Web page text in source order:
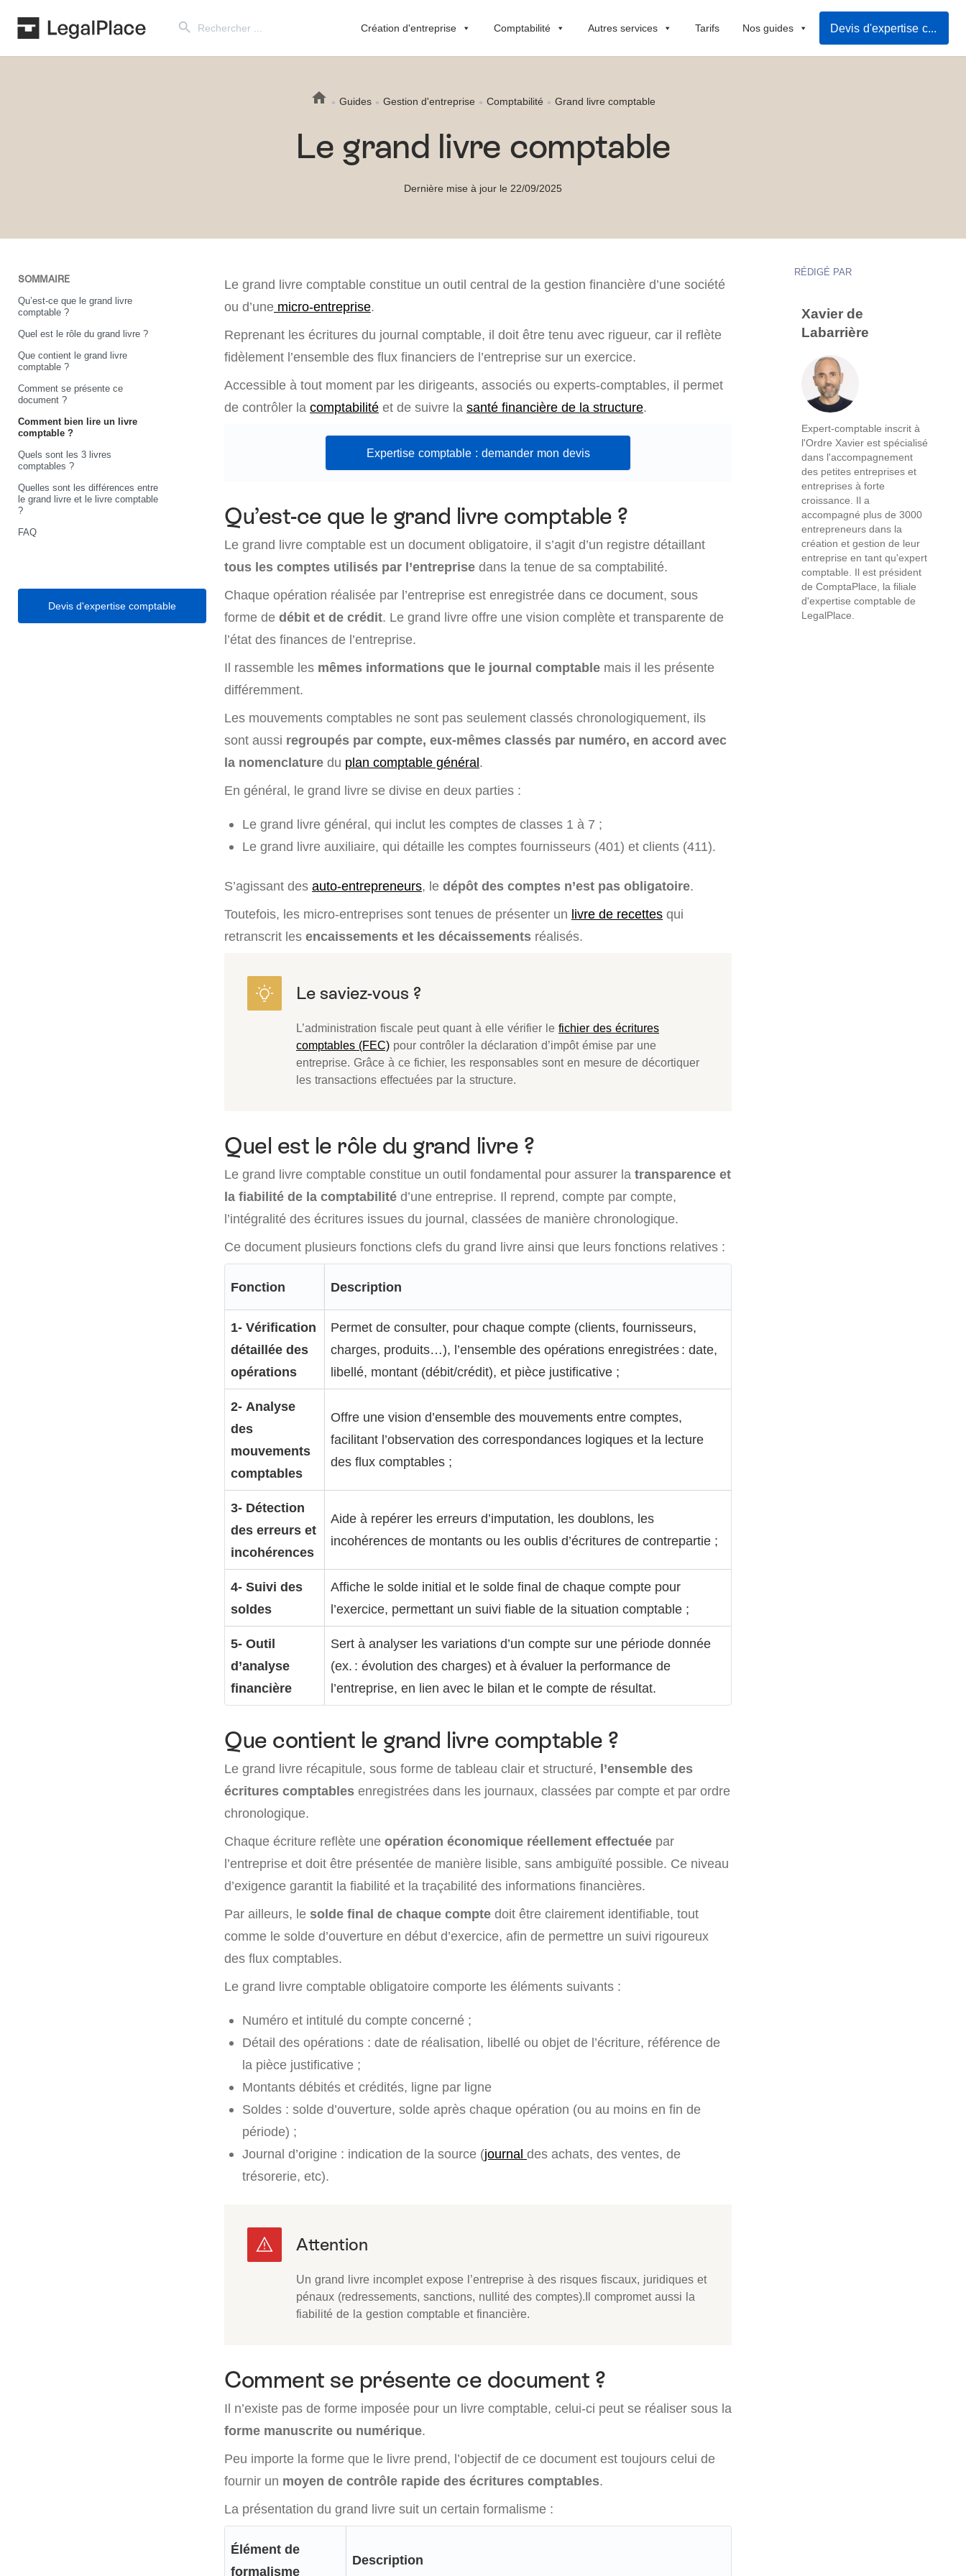
for:
Création d'entreprise Comptabilité Autres services Tarifs Nos guides Devis d'expertise comptable
Guides Gestion d'entreprise Comptabilité Grand livre comptable
Le grand livre comptable
Dernière mise à jour le 22/09/2025
SOMMAIRE
Qu’est-ce que le grand livre
comptable ?
Quel est le rôle du grand livre ?
Que contient le grand livre
comptable ?
Comment se présente ce
document ?
Comment bien lire un livre
comptable ?
Quels sont les 3 livres
comptables ?
Quelles sont les différences entre
le grand livre et le livre comptable
?
FAQ
Devis d'expertise comptable
Le grand livre comptable constitue un outil central de la gestion financière d’une société
ou d’une micro-entreprise.
Reprenant les écritures du journal comptable, il doit être tenu avec rigueur, car il reflète
fidèlement l’ensemble des flux financiers de l’entreprise sur un exercice.
Accessible à tout moment par les dirigeants, associés ou experts-comptables, il permet
de contrôler la comptabilité et de suivre la santé financière de la structure.
Expertise comptable : demander mon devis
Qu’est-ce que le grand livre comptable ?
Le grand livre comptable est un document obligatoire, il s’agit d’un registre détaillant
tous les comptes utilisés par l’entreprise dans la tenue de sa comptabilité.
Chaque opération réalisée par l’entreprise est enregistrée dans ce document, sous
forme de débit et de crédit. Le grand livre offre une vision complète et transparente de
l’état des finances de l’entreprise.
Il rassemble les mêmes informations que le journal comptable mais il les présente
différemment.
Les mouvements comptables ne sont pas seulement classés chronologiquement, ils
sont aussi regroupés par compte, eux-mêmes classés par numéro, en accord avec
la nomenclature du plan comptable général.
En général, le grand livre se divise en deux parties :
Le grand livre général, qui inclut les comptes de classes 1 à 7 ;
Le grand livre auxiliaire, qui détaille les comptes fournisseurs (401) et clients (411).
S’agissant des auto-entrepreneurs, le dépôt des comptes n’est pas obligatoire.
Toutefois, les micro-entreprises sont tenues de présenter un livre de recettes qui
retranscrit les encaissements et les décaissements réalisés.
L’administration fiscale peut quant à elle vérifier le fichier des écritures
comptables (FEC) pour contrôler la déclaration d’impôt émise par une
entreprise. Grâce à ce fichier, les responsables sont en mesure de décortiquer
les transactions effectuées par la structure.
Quel est le rôle du grand livre ?
Le grand livre comptable constitue un outil fondamental pour assurer la transparence et
la fiabilité de la comptabilité d’une entreprise. Il reprend, compte par compte,
l’intégralité des écritures issues du journal, classées de manière chronologique.
Ce document plusieurs fonctions clefs du grand livre ainsi que leurs fonctions relatives :
Fonction Description
1- Vérification
détaillée des
opérations
Permet de consulter, pour chaque compte (clients, fournisseurs,
charges, produits…), l’ensemble des opérations enregistrées : date,
libellé, montant (débit/crédit), et pièce justificative ;
2- Analyse
des
mouvements
comptables
Offre une vision d’ensemble des mouvements entre comptes,
facilitant l’observation des correspondances logiques et la lecture
des flux comptables ;
3- Détection
des erreurs et
incohérences
Aide à repérer les erreurs d’imputation, les doublons, les
incohérences de montants ou les oublis d’écritures de contrepartie ;
4- Suivi des
soldes
Affiche le solde initial et le solde final de chaque compte pour
l’exercice, permettant un suivi fiable de la situation comptable ;
5- Outil
d’analyse
financière
Sert à analyser les variations d’un compte sur une période donnée
(ex. : évolution des charges) et à évaluer la performance de
l’entreprise, en lien avec le bilan et le compte de résultat.
Que contient le grand livre comptable ?
Le grand livre récapitule, sous forme de tableau clair et structuré, l’ensemble des
écritures comptables enregistrées dans les journaux, classées par compte et par ordre
chronologique.
Chaque écriture reflète une opération économique réellement effectuée par
l’entreprise et doit être présentée de manière lisible, sans ambiguïté possible. Ce niveau
d’exigence garantit la fiabilité et la traçabilité des informations financières.
Par ailleurs, le solde final de chaque compte doit être clairement identifiable, tout
comme le solde d’ouverture en début d’exercice, afin de permettre un suivi rigoureux
des flux comptables.
Le grand livre comptable obligatoire comporte les éléments suivants :
Numéro et intitulé du compte concerné ;
Détail des opérations : date de réalisation, libellé ou objet de l’écriture, référence de
la pièce justificative ;
Montants débités et crédités, ligne par ligne
Soldes : solde d’ouverture, solde après chaque opération (ou au moins en fin de
période) ;
Journal d’origine : indication de la source (journal des achats, des ventes, de
trésorerie, etc).
Un grand livre incomplet expose l’entreprise à des risques fiscaux, juridiques et
pénaux (redressements, sanctions, nullité des comptes).Il compromet aussi la
fiabilité de la gestion comptable et financière.
Comment se présente ce document ?
Il n’existe pas de forme imposée pour un livre comptable, celui-ci peut se réaliser sous la
forme manuscrite ou numérique.
Peu importe la forme que le livre prend, l’objectif de ce document est toujours celui de
fournir un moyen de contrôle rapide des écritures comptables.
La présentation du grand livre suit un certain formalisme :
Élément de
formalisme
Description
RÉDIGÉ PAR
Xavier de
Labarrière
Expert-comptable inscrit à
l'Ordre Xavier est spécialisé
dans l'accompagnement
des petites entreprises et
entreprises à forte
croissance. Il a
accompagné plus de 3000
entrepreneurs dans la
création et gestion de leur
entreprise en tant qu'expert
comptable. Il est président
de ComptaPlace, la filiale
d'expertise comptable de
LegalPlace.